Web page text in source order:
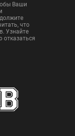
Ваши
что
Узнайте
отказаться